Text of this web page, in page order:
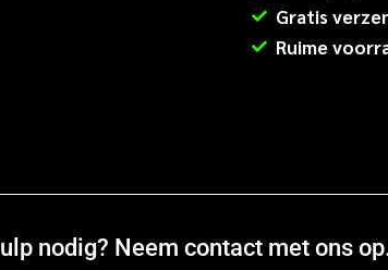
Gratis
Ruime
nodig? Neem contact met ons